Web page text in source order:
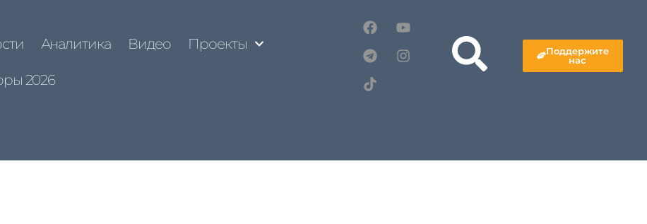
Аналитика Видео Проекты
2026
Поддержите
нас